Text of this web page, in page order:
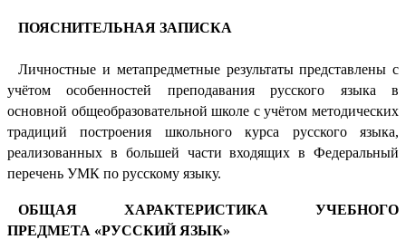
ПОЯСНИТЕЛЬНАЯ ЗАПИСКА
Личностные и метапредметные результаты представлены с
учётом особенностей преподавания русского языка в
основной общеобразовательной школе с учётом методических
традиций построения школьного курса русского языка,
реализованных в большей части входящих в Федеральный
перечень УМК по русскому языку.
ОБЩАЯ ХАРАКТЕРИСТИКА УЧЕБНОГО
ПРЕДМЕТА «РУССКИЙ ЯЗЫК»